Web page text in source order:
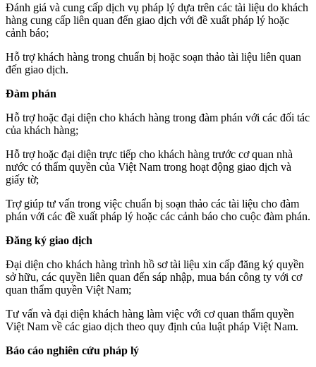
Đánh giá và cung cấp dịch vụ pháp lý dựa trên các tài liệu do khách
hàng cung cấp liên quan đến giao dịch với đề xuất pháp lý hoặc
cảnh báo;
Hỗ trợ khách hàng trong chuẩn bị hoặc soạn thảo tài liệu liên quan
đến giao dịch.
Đàm phán
Hỗ trợ hoặc đại diện cho khách hàng trong đàm phán với các đối tác
của khách hàng;
Hỗ trợ hoặc đại diện trực tiếp cho khách hàng trước cơ quan nhà
nước có thẩm quyền của Việt Nam trong hoạt động giao dịch và
giấy tờ;
Trợ giúp tư vấn trong việc chuẩn bị soạn thảo các tài liệu cho đàm
phán với các đề xuất pháp lý hoặc các cảnh báo cho cuộc đàm phán.
Đăng ký giao dịch
Đại diện cho khách hàng trình hồ sơ tài liệu xin cấp đăng ký quyền
sở hữu, các quyền liên quan đến sáp nhập, mua bán công ty với cơ
quan thẩm quyền Việt Nam;
Tư vấn và đại diện khách hàng làm việc với cơ quan thẩm quyền
Việt Nam về các giao dịch theo quy định của luật pháp Việt Nam.
Báo cáo nghiên cứu pháp lý